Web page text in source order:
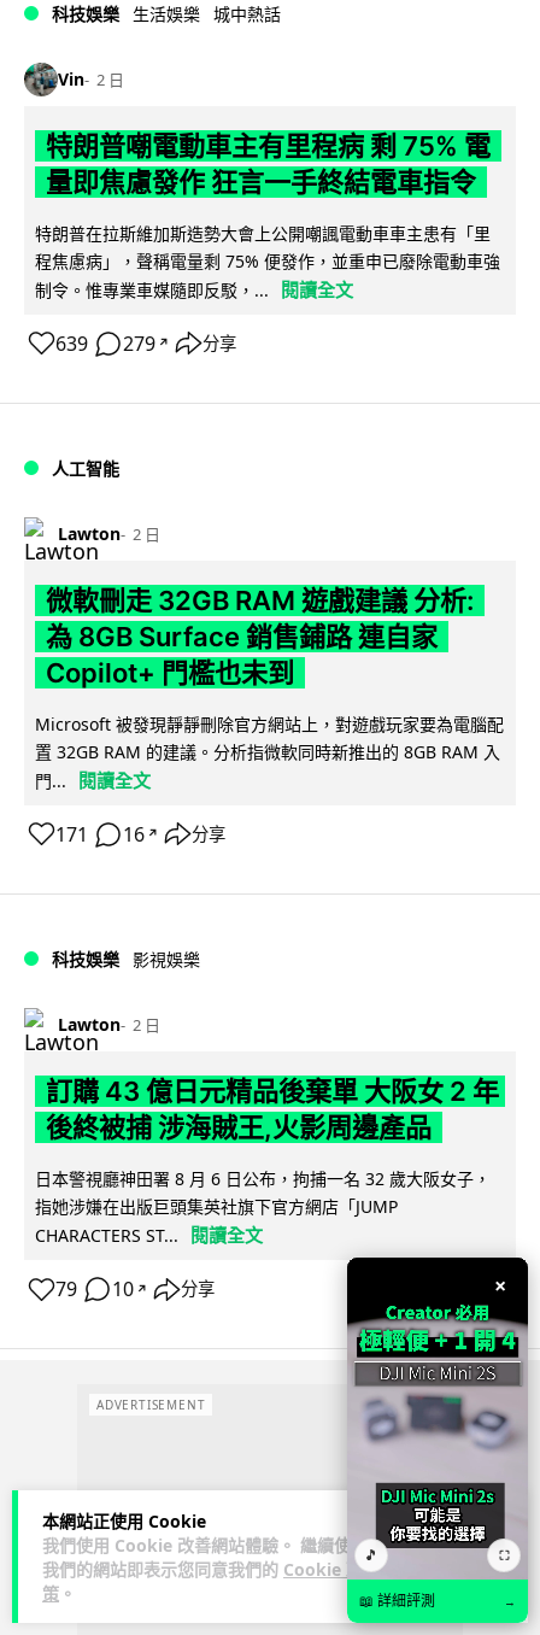
本網站正使用 Cookie
我們使用 Cookie 改善網站體驗。 繼續使用
我們的網站即表示您同意我們的 Cookie 政
策 。
科技娛樂 生活娛樂 城中熱話
Vin 2 日
特朗普嘲電動車主有里程病 剩 75% 電
量即焦慮發作 狂言一手終結電車指令
特朗普在拉斯維加斯造勢大會上公開嘲諷電動車車主患有「里
程焦慮病」，聲稱電量剩 75% 便發作，並重申已廢除電動車強
制令。惟專業車媒隨即反駁，...
閱讀全文
639 279 ↗ 分享
人工智能
Lawton 2 日
微軟刪走 32GB RAM 遊戲建議 分析:
為 8GB Surface 銷售鋪路 連自家
Copilot+ 門檻也未到
Microsoft 被發現靜靜刪除官方網站上，對遊戲玩家要為電腦配
置 32GB RAM 的建議。分析指微軟同時新推出的 8GB RAM 入
門...
閱讀全文
171 16 ↗ 分享
科技娛樂 影視娛樂
Lawton 2 日
訂購 43 億日元精品後棄單 大阪女 2 年
後終被捕 涉海賊王,火影周邊產品
日本警視廳神田署 8 月 6 日公布，拘捕一名 32 歲大阪女子，
指她涉嫌在出版巨頭集英社旗下官方網店「JUMP
CHARACTERS ST...
閱讀全文
79 10 ↗ 分享
ADVERTISEMENT
×
🎵 ⛶
📖 詳細評測 →